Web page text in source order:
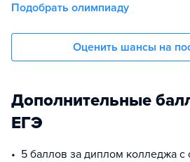
Подобрать олимпиаду
Оценить шансы на
Дополнительные
ЕГЭ
5 баллов за диплом колледжа с